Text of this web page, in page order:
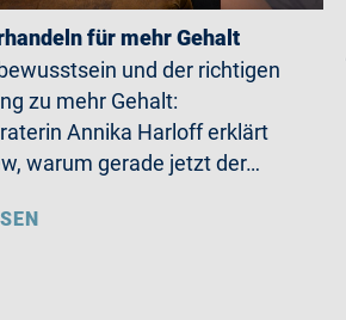
für mehr Gehalt
und der richtigen
zu mehr Gehalt:
Annika Harloff erklärt
warum gerade jetzt der…